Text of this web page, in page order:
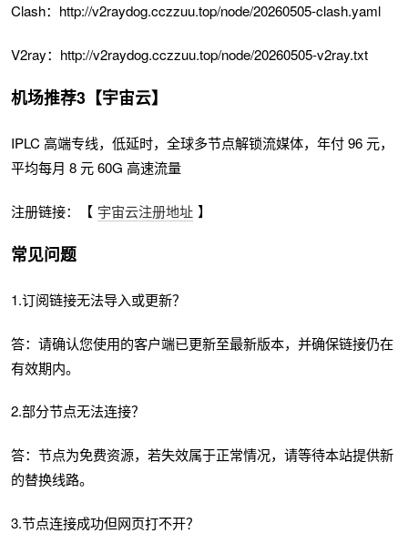
Clash：http://v2raydog.cczzuu.top/node/20260505-clash.yaml
V2ray：http://v2raydog.cczzuu.top/node/20260505-v2ray.txt
机场推荐3【宇宙云】
IPLC 高端专线，低延时，全球多节点解锁流媒体，年付 96 元，
平均每月 8 元 60G 高速流量
注册链接：【 宇宙云注册地址 】
常见问题
1.订阅链接无法导入或更新？
答：请确认您使用的客户端已更新至最新版本，并确保链接仍在
有效期内。
2.部分节点无法连接？
答：节点为免费资源，若失效属于正常情况，请等待本站提供新
的替换线路。
3.节点连接成功但网页打不开？